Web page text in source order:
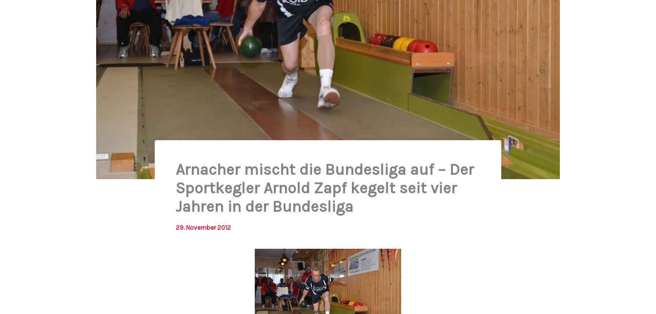
Arnacher mischt die Bundesliga auf – Der
Sportkegler Arnold Zapf kegelt seit vier
Jahren in der Bundesliga
29. November 2012